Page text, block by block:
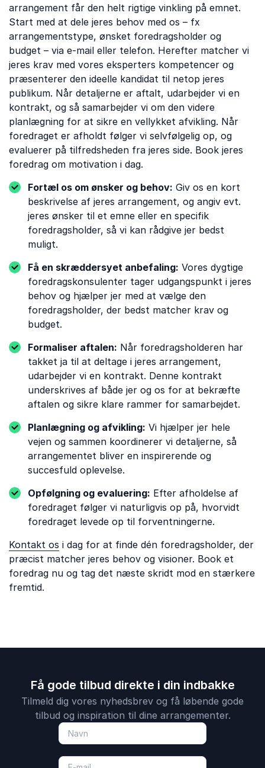
arrangement får den helt rigtige vinkling på emnet.
Start med at dele jeres behov med os – fx
arrangementstype, ønsket foredragsholder og
budget – via e-mail eller telefon. Herefter matcher vi
jeres krav med vores eksperters kompetencer og
præsenterer den ideelle kandidat til netop jeres
publikum. Når detaljerne er aftalt, udarbejder vi en
kontrakt, og så samarbejder vi om den videre
planlægning for at sikre en vellykket afvikling. Når
foredraget er afholdt følger vi selvfølgelig op, og
evaluerer på tilfredsheden fra jeres side. Book jeres
foredrag om motivation i dag.
Fortæl os om ønsker og behov: Giv os en kort
beskrivelse af jeres arrangement, og angiv evt.
jeres ønsker til et emne eller en specifik
foredragsholder, så vi kan rådgive jer bedst
muligt.
Få en skræddersyet anbefaling: Vores dygtige
foredragskonsulenter tager udgangspunkt i jeres
behov og hjælper jer med at vælge den
foredragsholder, der bedst matcher krav og
budget.
Formaliser aftalen: Når foredragsholderen har
takket ja til at deltage i jeres arrangement,
udarbejder vi en kontrakt. Denne kontrakt
underskrives af både jer og os for at bekræfte
aftalen og sikre klare rammer for samarbejdet.
Planlægning og afvikling: Vi hjælper jer hele
vejen og sammen koordinerer vi detaljerne, så
arrangementet bliver en inspirerende og
succesfuld oplevelse.
Opfølgning og evaluering: Efter afholdelse af
foredraget følger vi naturligvis op på, hvorvidt
foredraget levede op til forventningerne.
Kontakt os i dag for at finde dén foredragsholder, der
præcist matcher jeres behov og visioner. Book et
foredrag nu og tag det næste skridt mod en stærkere
fremtid.
Få gode tilbud direkte i din indbakke
Tilmeld dig vores nyhedsbrev og få løbende gode
tilbud og inspiration til dine arrangementer.